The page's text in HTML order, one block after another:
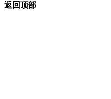
返回顶部